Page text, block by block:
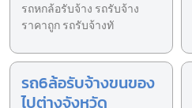
รถหกล้อรับจ้าง รถรับจ้าง
ราคาถูก รถรับจ้างทั
รถ6ล้อรับจ้างขนของ
ไปต่างจังหวัด